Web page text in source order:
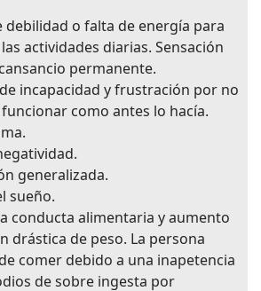
debilidad o falta de energía para
actividades diarias. Sensación
permanente.
incapacidad y frustración por no
como antes lo hacía.
generalizada.
sueño.
conducta alimentaria y aumento
drástica de peso. La persona
comer debido a una inapetencia
de sobre ingesta por